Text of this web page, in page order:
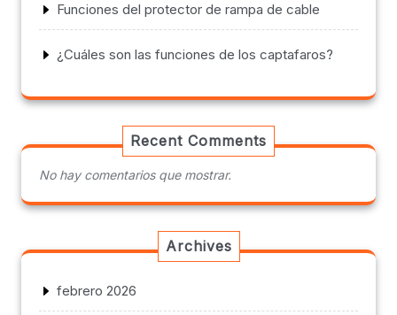
Funciones del protector de rampa de cable
¿Cuáles son las funciones de los captafaros?
Recent Comments
No hay comentarios que mostrar.
Archives
febrero 2026